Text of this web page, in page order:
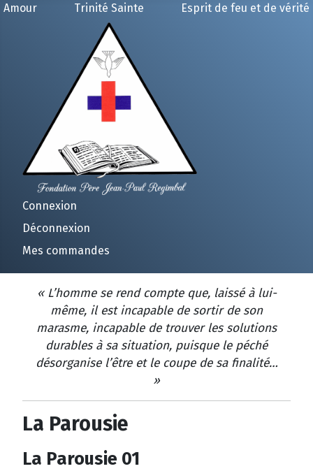
Amour Trinité Sainte Esprit de feu et de vérité
Connexion
Déconnexion
Mes commandes
« L’homme se rend compte que, laissé à lui-
même, il est incapable de sortir de son
marasme, incapable de trouver les solutions
durables à sa situation, puisque le péché
désorganise l’être et le coupe de sa finalité…
»
La Parousie
La Parousie 01